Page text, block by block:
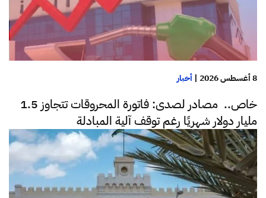
8 أغسطس 2026 | أخبار
خاص.. مصادر لصدى: فاتورة المحروقات تتجاوز 1.5
مليار دولار شهريًا رغم توقف آلية المبادلة